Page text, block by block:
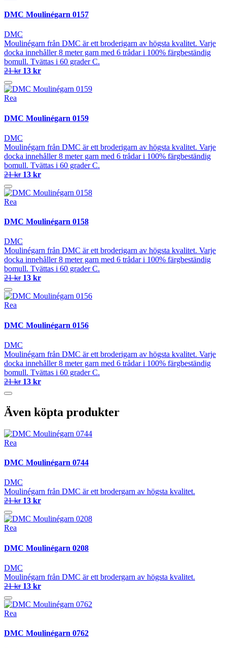
DMC Moulinégarn 0157
DMC
Moulinégarn från DMC är ett broderigarn av högsta kvalitet. Varje
docka innehåller 8 meter garn med 6 trådar i 100% färgbeständig
bomull. Tvättas i 60 grader C.
21 kr 13 kr
Rea
DMC Moulinégarn 0159
DMC
Moulinégarn från DMC är ett broderigarn av högsta kvalitet. Varje
docka innehåller 8 meter garn med 6 trådar i 100% färgbeständig
bomull. Tvättas i 60 grader C.
21 kr 13 kr
Rea
DMC Moulinégarn 0158
DMC
Moulinégarn från DMC är ett broderigarn av högsta kvalitet. Varje
docka innehåller 8 meter garn med 6 trådar i 100% färgbeständig
bomull. Tvättas i 60 grader C.
21 kr 13 kr
Rea
DMC Moulinégarn 0156
DMC
Moulinégarn från DMC är ett broderigarn av högsta kvalitet. Varje
docka innehåller 8 meter garn med 6 trådar i 100% färgbeständig
bomull. Tvättas i 60 grader C.
21 kr 13 kr
Även köpta produkter
Rea
DMC Moulinégarn 0744
DMC
Moulinégarn från DMC är ett brodergarn av högsta kvalitet.
21 kr 13 kr
Rea
DMC Moulinégarn 0208
DMC
Moulinégarn från DMC är ett brodergarn av högsta kvalitet.
21 kr 13 kr
Rea
DMC Moulinégarn 0762